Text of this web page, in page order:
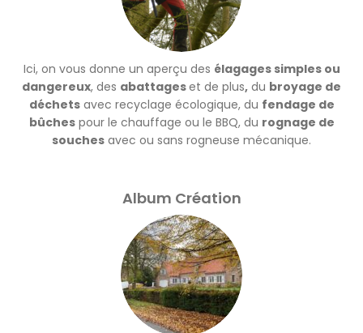
Ici, on vous donne un aperçu des élagages simples ou
dangereux, des abattageset de plus, du broyage de
déchetsavec recyclage écologique, du fendage de
bûchespour le chauffage ou le BBQ, du rognage de
souches avec ou sans rogneuse mécanique.
Album Création